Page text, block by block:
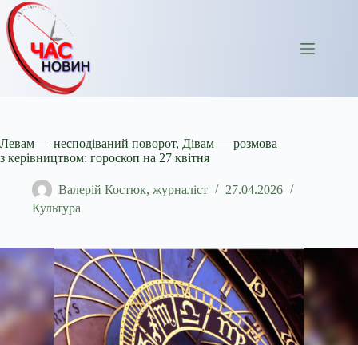
Перейти
до
вмісту
Левам — несподіваний поворот, Дівам — розмова
з керівництвом: гороскоп на 27 квітня
Валерій Костюк, журналіст
27.04.2026
Культура